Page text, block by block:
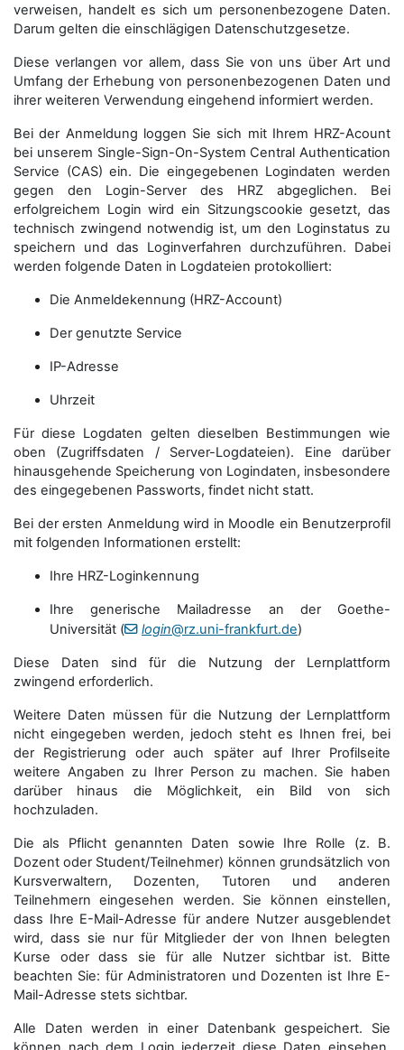
verweisen, handelt es sich um personenbezogene Daten.
Darum gelten die einschlägigen Datenschutzgesetze.
Diese verlangen vor allem, dass Sie von uns über Art und
Umfang der Erhebung von personenbezogenen Daten und
ihrer weiteren Verwendung eingehend informiert werden.
Bei der Anmeldung loggen Sie sich mit Ihrem HRZ-Acount
bei unserem Single-Sign-On-System Central Authentication
Service (CAS) ein. Die eingegebenen Logindaten werden
gegen den Login-Server des HRZ abgeglichen. Bei
erfolgreichem Login wird ein Sitzungscookie gesetzt, das
technisch zwingend notwendig ist, um den Loginstatus zu
speichern und das Loginverfahren durchzuführen. Dabei
werden folgende Daten in Logdateien protokolliert:
Die Anmeldekennung (HRZ-Account)
Der genutzte Service
IP-Adresse
Uhrzeit
Für diese Logdaten gelten dieselben Bestimmungen wie
oben (Zugriffsdaten / Server-Logdateien). Eine darüber
hinausgehende Speicherung von Logindaten, insbesondere
des eingegebenen Passworts, findet nicht statt.
Bei der ersten Anmeldung wird in Moodle ein Benutzerprofil
mit folgenden Informationen erstellt:
Ihre HRZ-Loginkennung
Ihre generische Mailadresse an der Goethe-
Universität (
login@rz.uni-frankfurt.de)
Diese Daten sind für die Nutzung der Lernplattform
zwingend erforderlich.
Weitere Daten müssen für die Nutzung der Lernplattform
nicht eingegeben werden, jedoch steht es Ihnen frei, bei
der Registrierung oder auch später auf Ihrer Profilseite
weitere Angaben zu Ihrer Person zu machen. Sie haben
darüber hinaus die Möglichkeit, ein Bild von sich
hochzuladen.
Die als Pflicht genannten Daten sowie Ihre Rolle (z. B.
Dozent oder Student/Teilnehmer) können grundsätzlich von
Kursverwaltern, Dozenten, Tutoren und anderen
Teilnehmern eingesehen werden. Sie können einstellen,
dass Ihre E-Mail-Adresse für andere Nutzer ausgeblendet
wird, dass sie nur für Mitglieder der von Ihnen belegten
Kurse oder dass sie für alle Nutzer sichtbar ist. Bitte
beachten Sie: für Administratoren und Dozenten ist Ihre E-
Mail-Adresse stets sichtbar.
Alle Daten werden in einer Datenbank gespeichert. Sie